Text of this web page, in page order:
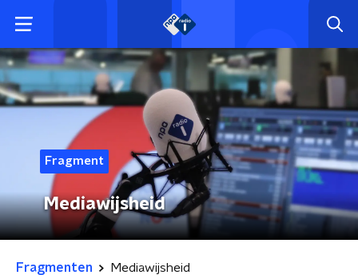
Fragment
Mediawijsheid
Fragmenten Mediawijsheid